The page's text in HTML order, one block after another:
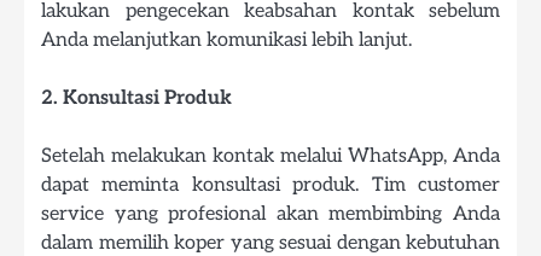
lakukan pengecekan keabsahan kontak sebelum
Anda melanjutkan komunikasi lebih lanjut.
2. Konsultasi Produk
Setelah melakukan kontak melalui WhatsApp, Anda
dapat meminta konsultasi produk. Tim customer
service yang profesional akan membimbing Anda
dalam memilih koper yang sesuai dengan kebutuhan